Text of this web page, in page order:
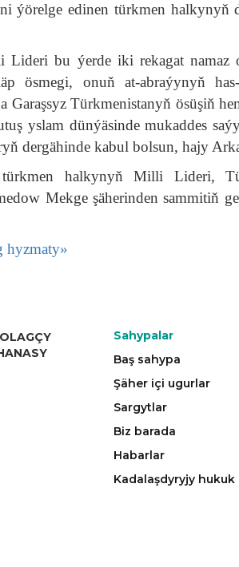
ýörelge edinen türkmen
bu ýerde iki rekagat namaz
ösmegi, onuň at-abraýynyň
Garaşsyz Türkmenistanyň ösüşiň
yslam dünýäsinde mukaddes
dergähinde kabul bolsun, hajy
halkynyň Milli Lideri,
Mekge şäherinden sammitiň
hyzmaty»
Sahypalar
Baş sahypa
Şäher içi ugurlar
Sargytlar
Biz barada
Habarlar
Kadalaşdyryjy hukuk